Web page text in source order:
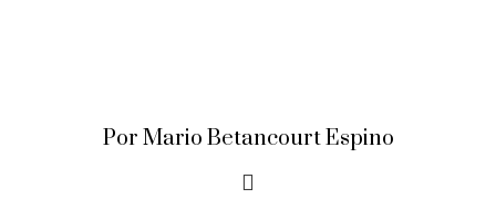
Por Mario Betancourt Espino